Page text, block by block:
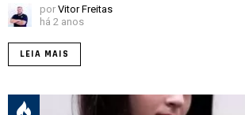
por Vitor Freitas
há 2 anos
LEIA MAIS